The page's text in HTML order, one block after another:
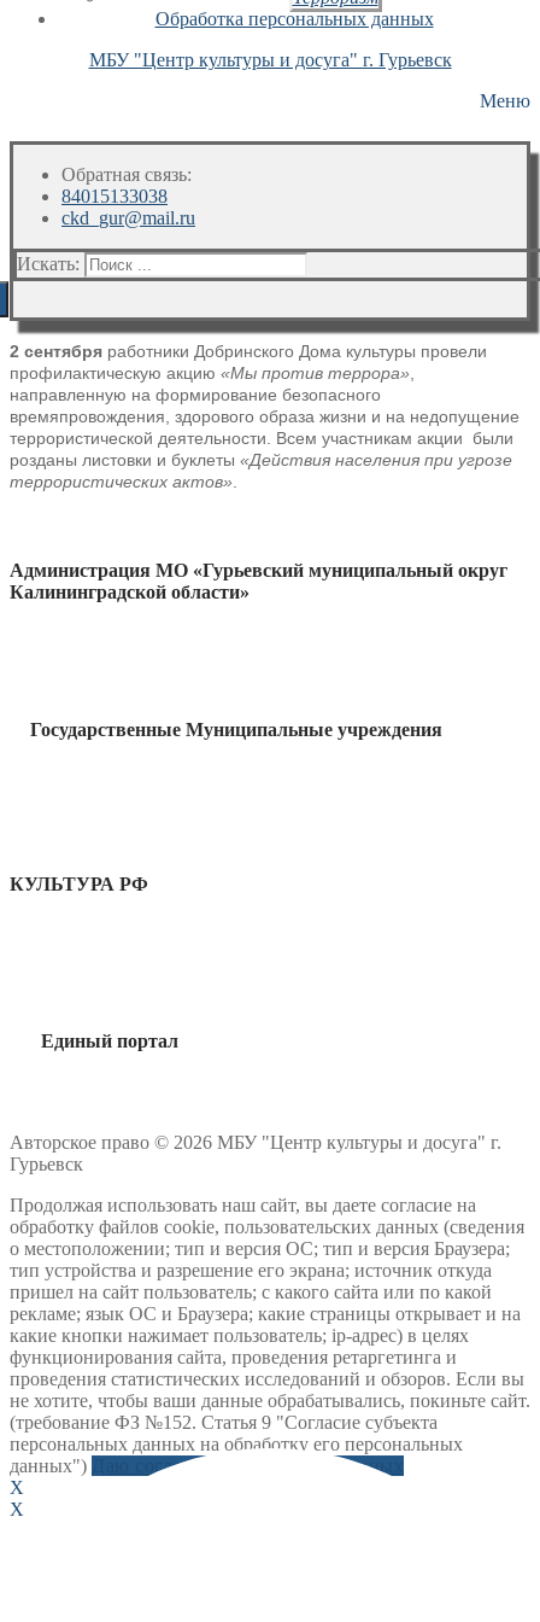
Обработка персональных данных
МБУ "Центр культуры и досуга" г. Гурьевск
Меню
Обратная связь:
84015133038
ckd_gur@mail.ru
Искать:
2 сентября работники Добринского Дома культуры провели
профилактическую акцию «Мы против террора»,
направленную на формирование безопасного
времяпровождения, здорового образа жизни и на недопущение
террористической деятельности. Всем участникам акции были
розданы листовки и буклеты «Действия населения при угрозе
террористических актов».
Администрация МО «Гурьевский муниципальный округ
Калининградской области»
Государственные Муниципальные учреждения
КУЛЬТУРА РФ
Единый портал
Авторское право © 2026 МБУ "Центр культуры и досуга" г.
Гурьевск
Продолжая использовать наш сайт, вы даете согласие на
обработку файлов cookie, пользовательских данных (сведения
о местоположении; тип и версия ОС; тип и версия Браузера;
тип устройства и разрешение его экрана; источник откуда
пришел на сайт пользователь; с какого сайта или по какой
рекламе; язык ОС и Браузера; какие страницы открывает и на
какие кнопки нажимает пользователь; ip-адрес) в целях
функционирования сайта, проведения ретаргетинга и
проведения статистических исследований и обзоров. Если вы
не хотите, чтобы ваши данные обрабатывались, покиньте сайт.
(требование ФЗ №152. Статья 9 "Согласие субъекта
персональных данных на обработку его персональных
данных")
Даю согласие на обработку данных
X
X